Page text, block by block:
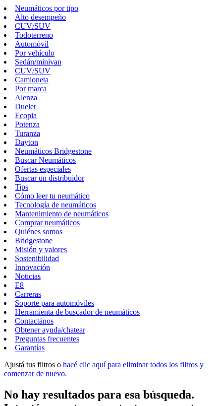
Neumáticos por tipo
Alto desempeño
CUV/SUV
Todoterreno
Automóvil
Por vehículo
Sedán/minivan
CUV/SUV
Camioneta
Por marca
Alenza
Dueler
Ecopia
Potenza
Turanza
Dayton
Neumáticos Bridgestone
Buscar Neumáticos
Ofertas especiales
Buscar un distribuidor
Tips
Cómo leer tu neumático
Tecnología de neumáticos
Mantenimiento de neumáticos
Comprar neumáticos
Quiénes somos
Bridgestone
Misión y valores
Sostenibilidad
Innovación
Noticias
E8
Carreras
Soporte para automóviles
Herramienta de buscador de neumáticos
Contactános
Obtener ayuda/chatear
Preguntas frecuentes
Garantías
Ajustá tus filtros o hacé clic aquí para eliminar todos los filtros y
comenzar de nuevo.
No hay resultados para esa búsqueda.